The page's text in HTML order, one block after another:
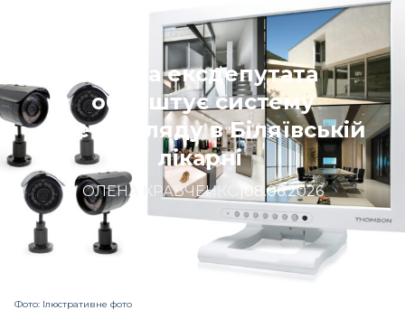
Фірма ексдепутата
облаштує систему
відеонагляду в Біляївській
лікарні
ОЛЕНА КРАВЧЕНКО|08.06.2026
Фото: Ілюстративне фото